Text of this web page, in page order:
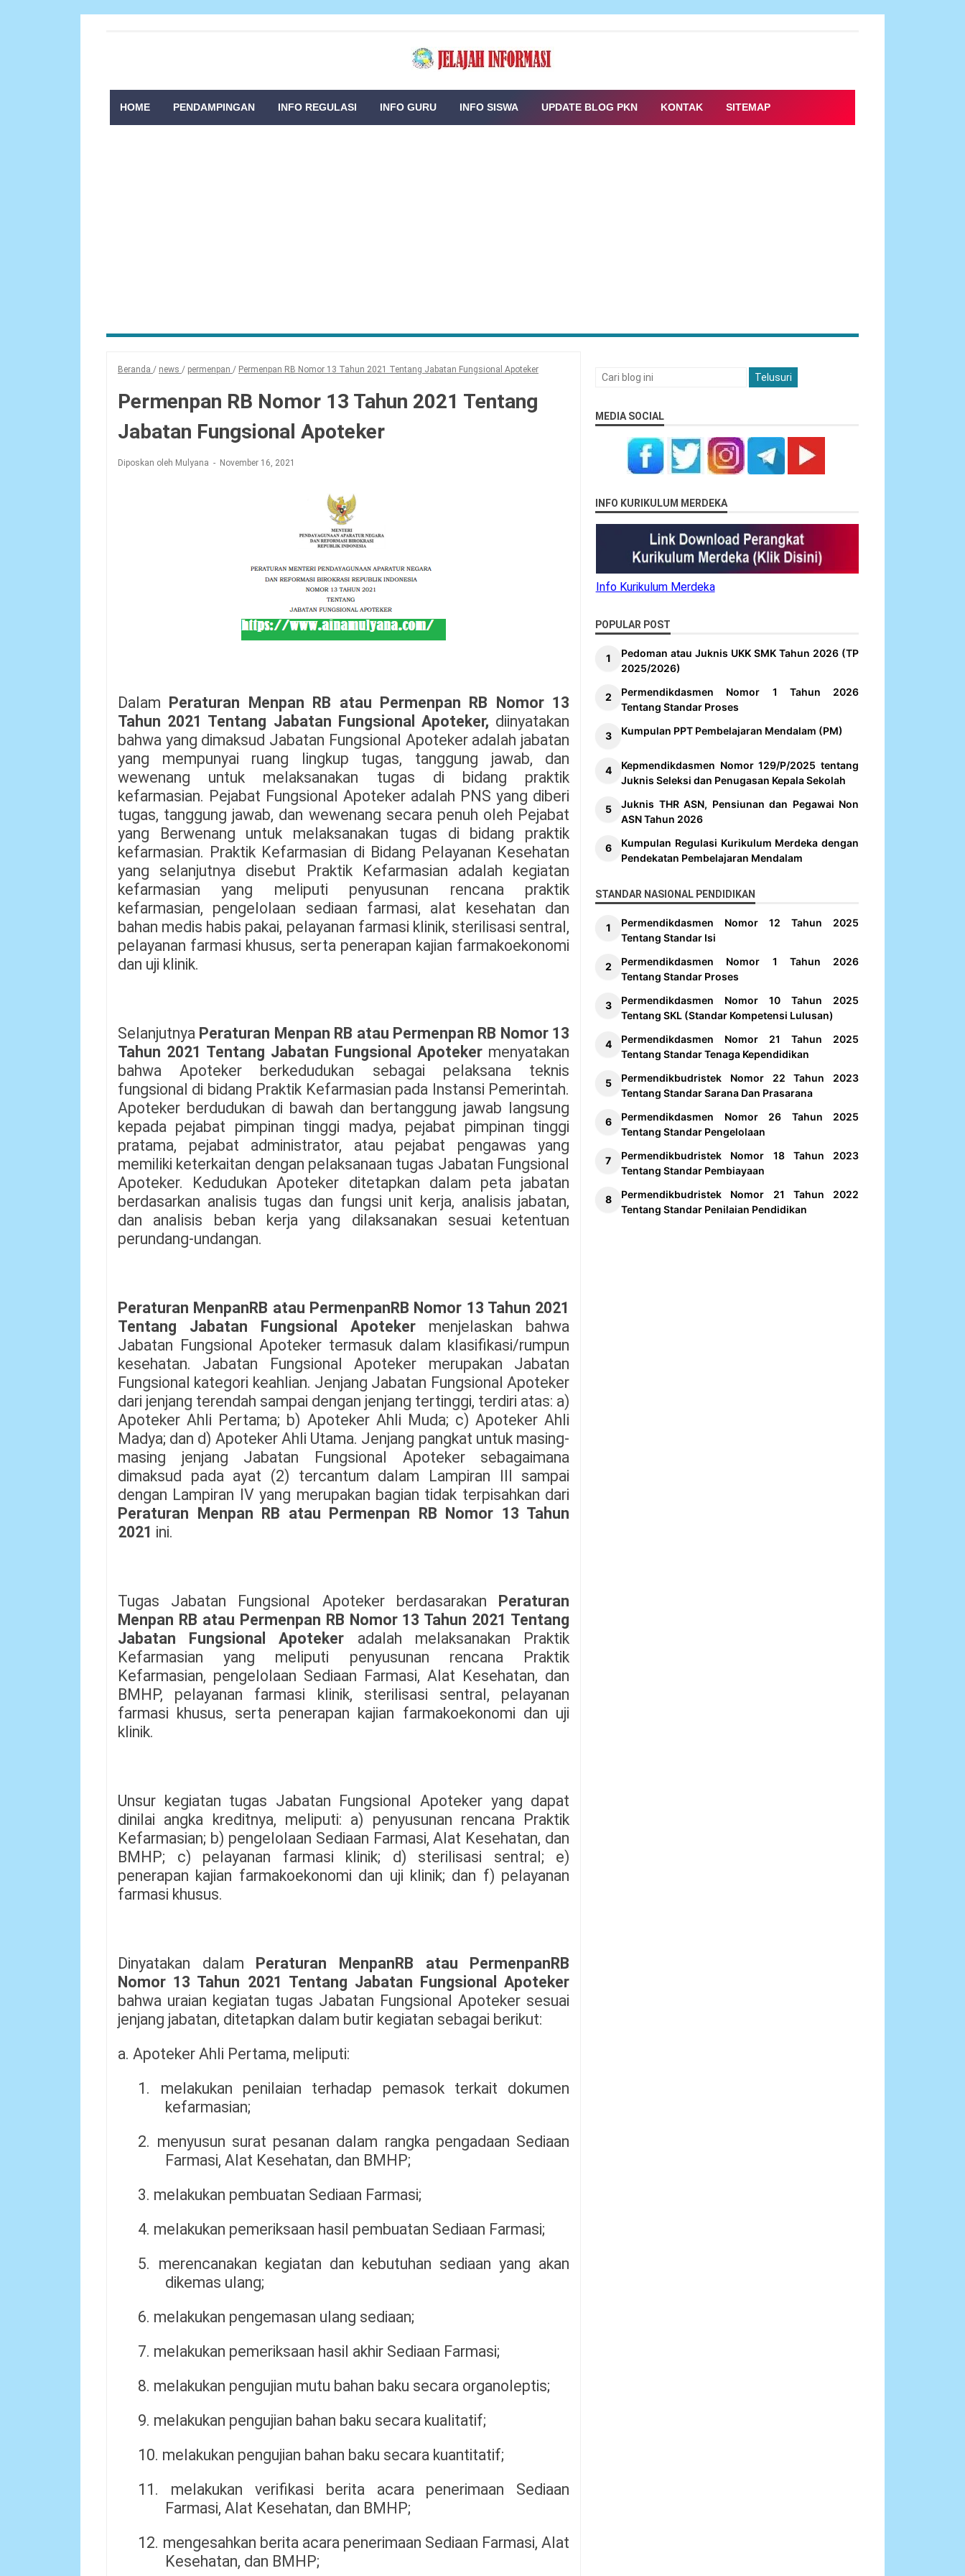
HOME PENDAMPINGAN INFO REGULASI INFO GURU INFO SISWA UPDATE BLOG PKN KONTAK SITEMAP
Beranda / news / permenpan / Permenpan RB Nomor 13 Tahun 2021 Tentang Jabatan Fungsional Apoteker
Permenpan RB Nomor 13 Tahun 2021 Tentang
Jabatan Fungsional Apoteker
Diposkan oleh Mulyana November 16, 2021
Dalam Peraturan Menpan RB atau Permenpan RB Nomor 13
Tahun 2021 Tentang Jabatan Fungsional Apoteker, diinyatakan
bahwa yang dimaksud Jabatan Fungsional Apoteker adalah jabatan
yang mempunyai ruang lingkup tugas, tanggung jawab, dan
wewenang untuk melaksanakan tugas di bidang praktik
kefarmasian. Pejabat Fungsional Apoteker adalah PNS yang diberi
tugas, tanggung jawab, dan wewenang secara penuh oleh Pejabat
yang Berwenang untuk melaksanakan tugas di bidang praktik
kefarmasian. Praktik Kefarmasian di Bidang Pelayanan Kesehatan
yang selanjutnya disebut Praktik Kefarmasian adalah kegiatan
kefarmasian yang meliputi penyusunan rencana praktik
kefarmasian, pengelolaan sediaan farmasi, alat kesehatan dan
bahan medis habis pakai, pelayanan farmasi klinik, sterilisasi sentral,
pelayanan farmasi khusus, serta penerapan kajian farmakoekonomi
dan uji klinik.
Selanjutnya Peraturan Menpan RB atau Permenpan RB Nomor 13
Tahun 2021 Tentang Jabatan Fungsional Apoteker menyatakan
bahwa Apoteker berkedudukan sebagai pelaksana teknis
fungsional di bidang Praktik Kefarmasian pada Instansi Pemerintah.
Apoteker berdudukan di bawah dan bertanggung jawab langsung
kepada pejabat pimpinan tinggi madya, pejabat pimpinan tinggi
pratama, pejabat administrator, atau pejabat pengawas yang
memiliki keterkaitan dengan pelaksanaan tugas Jabatan Fungsional
Apoteker. Kedudukan Apoteker ditetapkan dalam peta jabatan
berdasarkan analisis tugas dan fungsi unit kerja, analisis jabatan,
dan analisis beban kerja yang dilaksanakan sesuai ketentuan
perundang-undangan.
Peraturan MenpanRB atau PermenpanRB Nomor 13 Tahun 2021
Tentang Jabatan Fungsional Apoteker menjelaskan bahwa
Jabatan Fungsional Apoteker termasuk dalam klasifikasi/rumpun
kesehatan. Jabatan Fungsional Apoteker merupakan Jabatan
Fungsional kategori keahlian. Jenjang Jabatan Fungsional Apoteker
dari jenjang terendah sampai dengan jenjang tertinggi, terdiri atas: a)
Apoteker Ahli Pertama; b) Apoteker Ahli Muda; c) Apoteker Ahli
Madya; dan d) Apoteker Ahli Utama. Jenjang pangkat untuk masing-
masing jenjang Jabatan Fungsional Apoteker sebagaimana
dimaksud pada ayat (2) tercantum dalam Lampiran III sampai
dengan Lampiran IV yang merupakan bagian tidak terpisahkan dari
Peraturan Menpan RB atau Permenpan RB Nomor 13 Tahun
2021 ini.
Tugas Jabatan Fungsional Apoteker berdasarakan Peraturan
Menpan RB atau Permenpan RB Nomor 13 Tahun 2021 Tentang
Jabatan Fungsional Apoteker adalah melaksanakan Praktik
Kefarmasian yang meliputi penyusunan rencana Praktik
Kefarmasian, pengelolaan Sediaan Farmasi, Alat Kesehatan, dan
BMHP, pelayanan farmasi klinik, sterilisasi sentral, pelayanan
farmasi khusus, serta penerapan kajian farmakoekonomi dan uji
klinik.
Unsur kegiatan tugas Jabatan Fungsional Apoteker yang dapat
dinilai angka kreditnya, meliputi: a) penyusunan rencana Praktik
Kefarmasian; b) pengelolaan Sediaan Farmasi, Alat Kesehatan, dan
BMHP; c) pelayanan farmasi klinik; d) sterilisasi sentral; e)
penerapan kajian farmakoekonomi dan uji klinik; dan f) pelayanan
farmasi khusus.
Dinyatakan dalam Peraturan MenpanRB atau PermenpanRB
Nomor 13 Tahun 2021 Tentang Jabatan Fungsional Apoteker
bahwa uraian kegiatan tugas Jabatan Fungsional Apoteker sesuai
jenjang jabatan, ditetapkan dalam butir kegiatan sebagai berikut:
a. Apoteker Ahli Pertama, meliputi:
1. melakukan penilaian terhadap pemasok terkait dokumen
kefarmasian;
2. menyusun surat pesanan dalam rangka pengadaan Sediaan
Farmasi, Alat Kesehatan, dan BMHP;
3. melakukan pembuatan Sediaan Farmasi;
4. melakukan pemeriksaan hasil pembuatan Sediaan Farmasi;
5. merencanakan kegiatan dan kebutuhan sediaan yang akan
dikemas ulang;
6. melakukan pengemasan ulang sediaan;
7. melakukan pemeriksaan hasil akhir Sediaan Farmasi;
8. melakukan pengujian mutu bahan baku secara organoleptis;
9. melakukan pengujian bahan baku secara kualitatif;
10. melakukan pengujian bahan baku secara kuantitatif;
11. melakukan verifikasi berita acara penerimaan Sediaan
Farmasi, Alat Kesehatan, dan BMHP;
12. mengesahkan berita acara penerimaan Sediaan Farmasi, Alat
Kesehatan, dan BMHP;
MEDIA SOCIAL
INFO KURIKULUM MERDEKA
Info Kurikulum Merdeka
POPULAR POST
Pedoman atau Juknis UKK SMK Tahun 2026 (TP
2025/2026)
Permendikdasmen Nomor 1 Tahun 2026
Tentang Standar Proses
Kumpulan PPT Pembelajaran Mendalam (PM)
Kepmendikdasmen Nomor 129/P/2025 tentang
Juknis Seleksi dan Penugasan Kepala Sekolah
Juknis THR ASN, Pensiunan dan Pegawai Non
ASN Tahun 2026
Kumpulan Regulasi Kurikulum Merdeka dengan
Pendekatan Pembelajaran Mendalam
STANDAR NASIONAL PENDIDIKAN
Permendikdasmen Nomor 12 Tahun 2025
Tentang Standar Isi
Permendikdasmen Nomor 1 Tahun 2026
Tentang Standar Proses
Permendikdasmen Nomor 10 Tahun 2025
Tentang SKL (Standar Kompetensi Lulusan)
Permendikdasmen Nomor 21 Tahun 2025
Tentang Standar Tenaga Kependidikan
Permendikbudristek Nomor 22 Tahun 2023
Tentang Standar Sarana Dan Prasarana
Permendikdasmen Nomor 26 Tahun 2025
Tentang Standar Pengelolaan
Permendikbudristek Nomor 18 Tahun 2023
Tentang Standar Pembiayaan
Permendikbudristek Nomor 21 Tahun 2022
Tentang Standar Penilaian Pendidikan